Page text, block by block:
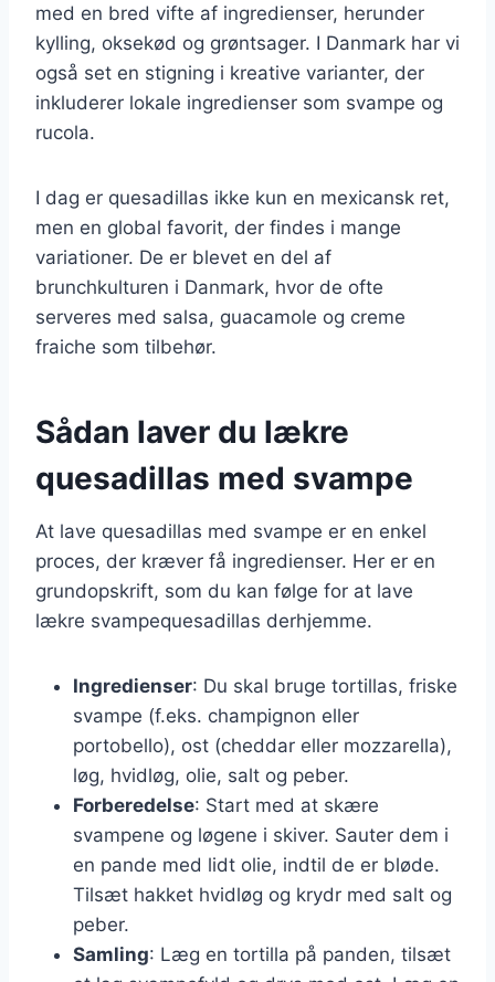
med en bred vifte af ingredienser, herunder
kylling, oksekød og grøntsager. I Danmark har vi
også set en stigning i kreative varianter, der
inkluderer lokale ingredienser som svampe og
rucola.
I dag er quesadillas ikke kun en mexicansk ret,
men en global favorit, der findes i mange
variationer. De er blevet en del af
brunchkulturen i Danmark, hvor de ofte
serveres med salsa, guacamole og creme
fraiche som tilbehør.
Sådan laver du lækre
quesadillas med svampe
At lave quesadillas med svampe er en enkel
proces, der kræver få ingredienser. Her er en
grundopskrift, som du kan følge for at lave
lækre svampequesadillas derhjemme.
Ingredienser: Du skal bruge tortillas, friske
svampe (f.eks. champignon eller
portobello), ost (cheddar eller mozzarella),
løg, hvidløg, olie, salt og peber.
Forberedelse: Start med at skære
svampene og løgene i skiver. Sauter dem i
en pande med lidt olie, indtil de er bløde.
Tilsæt hakket hvidløg og krydr med salt og
peber.
Samling: Læg en tortilla på panden, tilsæt